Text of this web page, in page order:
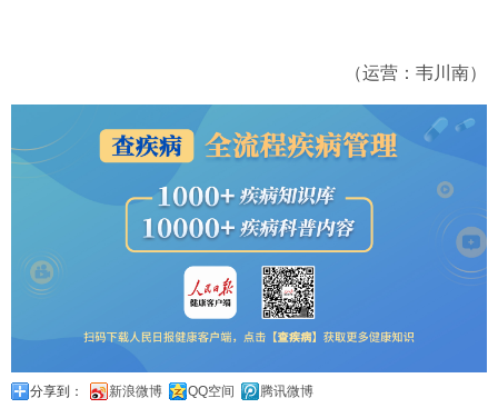
（运营：韦川南）
分享到： 新浪微博 QQ空间 腾讯微博